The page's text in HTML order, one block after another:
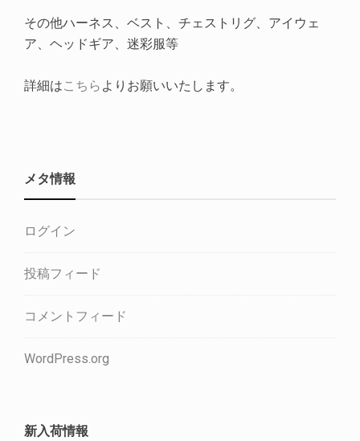
その他ハーネス、ベスト、チェストリグ、アイウェ
ア、ヘッドギア、迷彩服等
詳細はこちら よりお願いいたします。
メタ情報
ログイン
投稿フィード
コメントフィード
WordPress.org
新入荷情報